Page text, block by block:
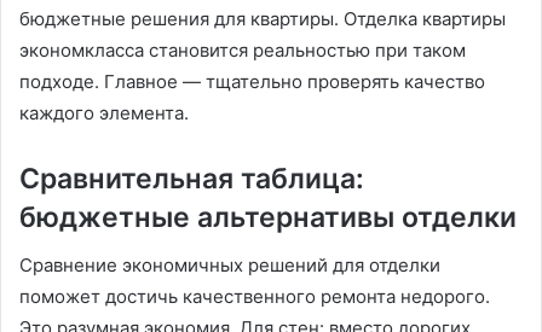
бюджетные решения для квартиры. Отделка квартиры
экономкласса становится реальностью при таком
подходе. Главное — тщательно проверять качество
каждого элемента.
Сравнительная таблица:
бюджетные альтернативы отделки
Сравнение экономичных решений для отделки
поможет достичь качественного ремонта недорого.